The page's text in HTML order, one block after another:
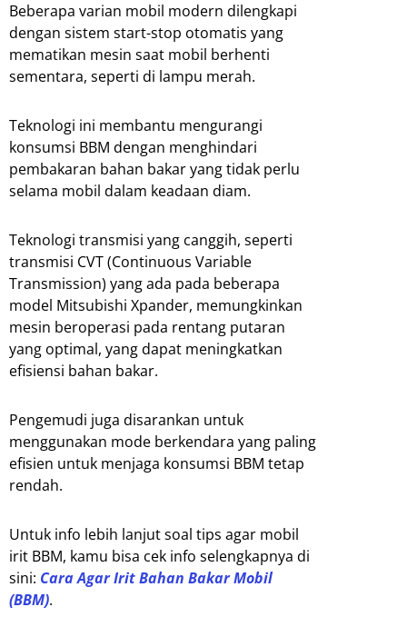
Beberapa varian mobil modern dilengkapi
dengan sistem start-stop otomatis yang
mematikan mesin saat mobil berhenti
sementara, seperti di lampu merah.
Teknologi ini membantu mengurangi
konsumsi BBM dengan menghindari
pembakaran bahan bakar yang tidak perlu
selama mobil dalam keadaan diam.
Teknologi transmisi yang canggih, seperti
transmisi CVT (Continuous Variable
Transmission) yang ada pada beberapa
model Mitsubishi Xpander, memungkinkan
mesin beroperasi pada rentang putaran
yang optimal, yang dapat meningkatkan
efisiensi bahan bakar.
Pengemudi juga disarankan untuk
menggunakan mode berkendara yang paling
efisien untuk menjaga konsumsi BBM tetap
rendah.
Untuk info lebih lanjut soal tips agar mobil
irit BBM, kamu bisa cek info selengkapnya di
sini: Cara Agar Irit Bahan Bakar Mobil
(BBM).